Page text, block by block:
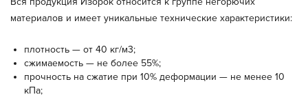
материалов и имеет уникальные технические характеристики:
плотность — от 40 кг/м3;
сжимаемость — не более 55%;
прочность на сжатие при 10% деформации — не менее 10
кПа;